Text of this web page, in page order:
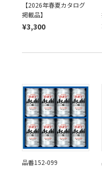
【2026年春夏カタログ
掲載品】
¥3,300
品番152-099